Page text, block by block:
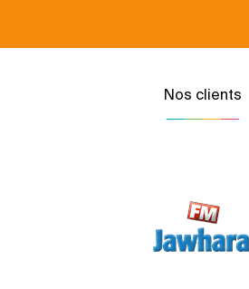
Nos clients